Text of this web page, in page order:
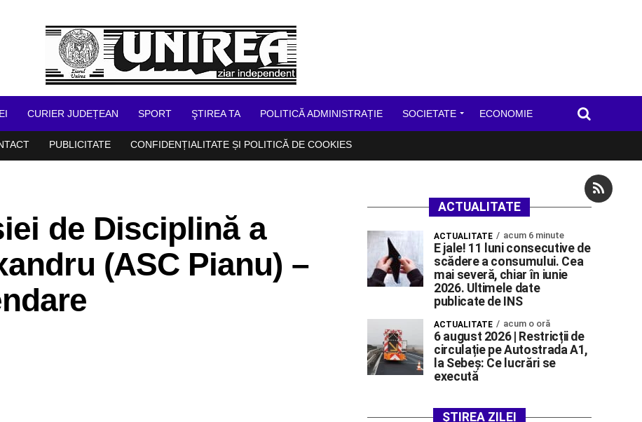
CURIER JUDEȚEAN SPORT ŞTIREA TA POLITICĂ ADMINISTRAȚIE SOCIETATE ECONOMIE
PUBLICITATE CONFIDENȚIALITATE ȘI POLITICĂ DE COOKIES
de Disciplină a
(ASC Pianu) –
ACTUALITATE
ACTUALITATE acum 6 minute
E jale! 11 luni consecutive de
scădere a consumului. Cea
mai severă, chiar în iunie
2026. Ultimele date
publicate de INS
ACTUALITATE acum o oră
6 august 2026 | Restricții de
circulație pe Autostrada A1,
la Sebeș: Ce lucrări se
execută
ȘTIREA ZILEI